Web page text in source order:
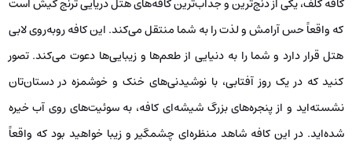
که واقعاً حس آرامش و لذت را به شما منتقل می‌کند. این کافه روبه‌روی لابی
هتل قرار دارد و شما را به دنیایی از طعم‌ها و زیبایی‌ها دعوت می‌کند. تصور
کنید که در یک روز آفتابی، با نوشیدنی‌های خنک و خوشمزه در دستان‌تان
نشسته‌اید و از پنجره‌های بزرگ شیشه‌ای کافه، به سوئیت‌های روی آب خیره
شده‌اید. در این کافه شاهد منظره‌ای چشمگیر و زیبا خواهید بود که واقعاً